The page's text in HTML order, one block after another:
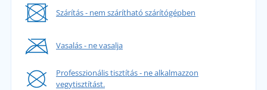
Szárítás - nem szárítható szárítógépben
Vasalás - ne vasalja
Professzionális tisztítás - ne alkalmazzon
vegytisztítást.